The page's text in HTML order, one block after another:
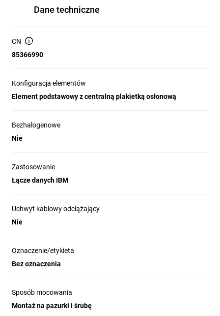
Dane techniczne
CN
85366990
Konfiguracja elementów
Element podstawowy z centralną plakietką osłonową
Bezhalogenowe
Nie
Zastosowanie
Łącze danych IBM
Uchwyt kablowy odciążający
Nie
Oznaczenie/etykieta
Bez oznaczenia
Sposób mocowania
Montaż na pazurki i śrubę